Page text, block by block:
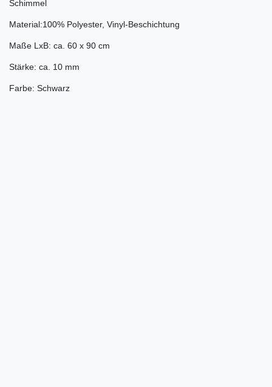
Schimmel
Material:100% Polyester, Vinyl-Beschichtung
Maße LxB: ca. 60 x 90 cm
Stärke: ca. 10 mm
Farbe: Schwarz